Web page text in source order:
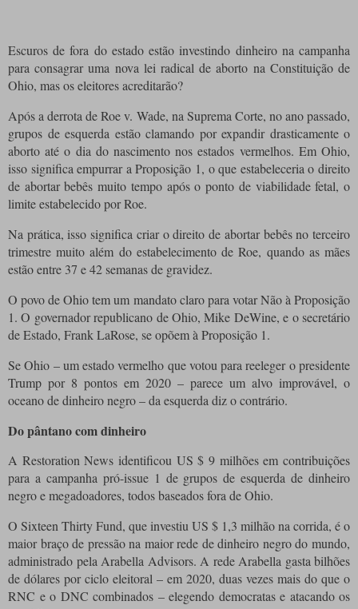
Escuros de fora do estado estão investindo dinheiro na campanha
para consagrar uma nova lei radical de aborto na Constituição de
Ohio, mas os eleitores acreditarão?
Após a derrota de Roe v. Wade, na Suprema Corte, no ano passado,
grupos de esquerda estão clamando por expandir drasticamente o
aborto até o dia do nascimento nos estados vermelhos. Em Ohio,
isso significa empurrar a Proposição 1, o que estabeleceria o direito
de abortar bebês muito tempo após o ponto de viabilidade fetal, o
limite estabelecido por Roe.
Na prática, isso significa criar o direito de abortar bebês no terceiro
trimestre muito além do estabelecimento de Roe, quando as mães
estão entre 37 e 42 semanas de gravidez.
O povo de Ohio tem um mandato claro para votar Não à Proposição
1. O governador republicano de Ohio, Mike DeWine, e o secretário
de Estado, Frank LaRose, se opõem à Proposição 1.
Se Ohio – um estado vermelho que votou para reeleger o presidente
Trump por 8 pontos em 2020 – parece um alvo improvável, o
oceano de dinheiro negro – da esquerda diz o contrário.
Do pântano com dinheiro
A Restoration News identificou US $ 9 milhões em contribuições
para a campanha pró-issue 1 de grupos de esquerda de dinheiro
negro e megadoadores, todos baseados fora de Ohio.
O Sixteen Thirty Fund, que investiu US $ 1,3 milhão na corrida, é o
maior braço de pressão na maior rede de dinheiro negro do mundo,
administrado pela Arabella Advisors. A rede Arabella gasta bilhões
de dólares por ciclo eleitoral – em 2020, duas vezes mais do que o
RNC e o DNC combinados – elegendo democratas e atacando os